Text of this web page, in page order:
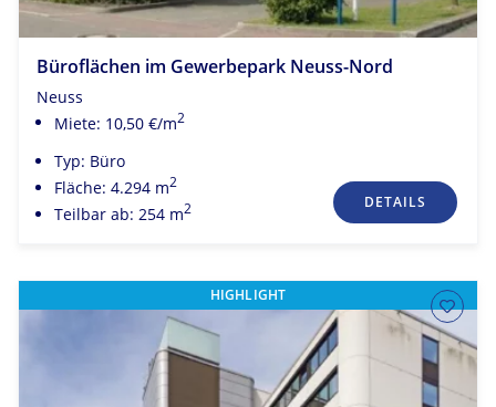
Büroflächen im Gewerbepark Neuss-Nord
Neuss
Miete: 10,50 €/m2
Typ: Büro
Fläche: 4.294 m2
Teilbar ab: 254 m2 DETAILS
HIGHLIGHT